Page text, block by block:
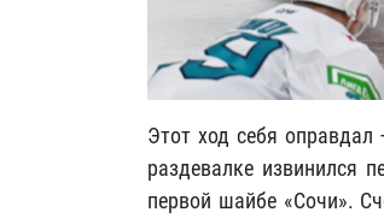
Этот ход себя
раздевалке извинился
первой шайбе «Сочи».